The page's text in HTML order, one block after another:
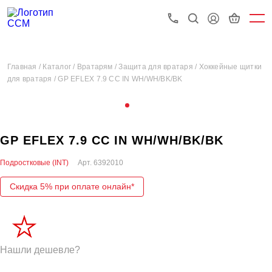
Главная / Каталог / Вратарям /Защита для вратаря / Хоккейные щитки
для вратаря /GP EFLEX 7.9 CC IN WH/WH/BK/BK
GP EFLEX 7.9 CC IN WH/WH/BK/BK
Подростковые (INT) Арт. 6392010
Скидка 5% при оплате онлайн*
Нашли дешевле?